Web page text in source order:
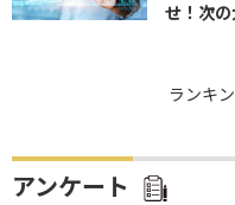
せ！次
ランキ
アンケート